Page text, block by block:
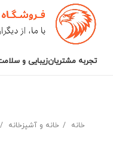
تجربه مشتریانزیبایی و
خانه خانه و آشپزخانه